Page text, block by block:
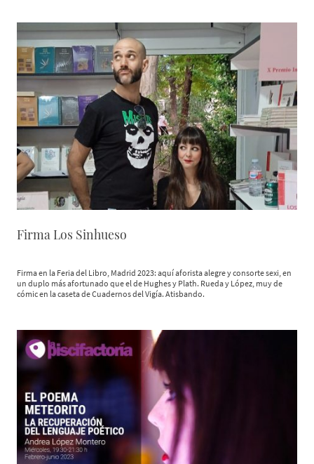
Firma Los Sinhueso
Firma en la Feria del Libro, Madrid 2023: aquí aforista alegre y consorte sexi, en
un duplo más afortunado que el de Hughes y Plath. Rueda y López, muy de
cómic en la caseta de Cuadernos del Vigía. Atisbando.